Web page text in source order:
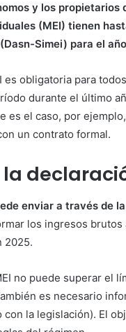
y los
(MEI) tienen
Simei) para el
es obligatoria para
durante el último
es el caso, por
un contrato formal.
enviar a través de
los ingresos
2025.
no puede superar el
es necesario
con la legislación). El